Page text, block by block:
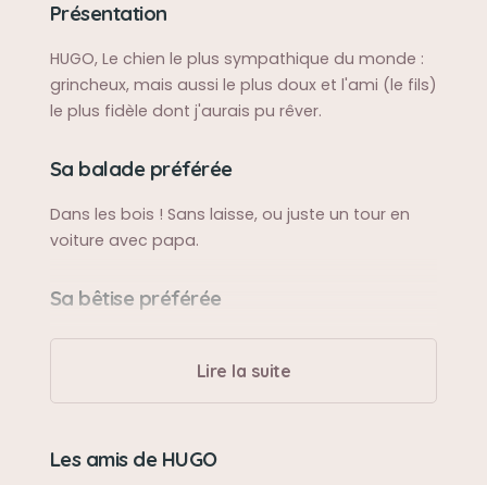
Présentation
HUGO, Le chien le plus sympathique du monde :
grincheux, mais aussi le plus doux et l'ami (le fils)
le plus fidèle dont j'aurais pu rêver.
Sa balade préférée
Dans les bois ! Sans laisse, ou juste un tour en
voiture avec papa.
Sa bêtise préférée
Il ne faisait jamais de bêtises.
Son caractère
Grincheux ! Fidèle ! Amoureux de son papa !
Drôle ! Indépendant !
Lire la suite
Les amis de HUGO